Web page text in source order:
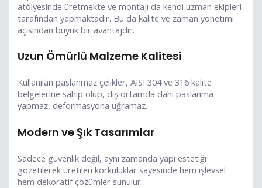
atölyesinde üretmekte ve montajı da kendi uzman ekipleri
tarafından yapmaktadır. Bu da kalite ve zaman yönetimi
açısından büyük bir avantajdır.
Uzun Ömürlü Malzeme Kalitesi
Kullanılan paslanmaz çelikler, AISI 304 ve 316 kalite
belgelerine sahip olup, dış ortamda dahi paslanma
yapmaz, deformasyona uğramaz.
Modern ve Şık Tasarımlar
Sadece güvenlik değil, aynı zamanda yapı estetiği
gözetilerek üretilen korkuluklar sayesinde hem işlevsel
hem dekoratif çözümler sunulur.